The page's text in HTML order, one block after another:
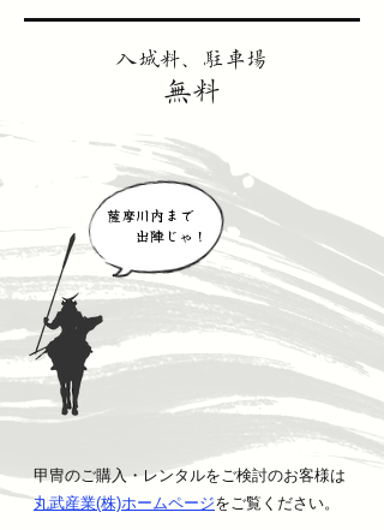
入城料、駐車場
無料​
薩摩川内まで
出陣じゃ！
甲冑のご購入・レンタルをご検討のお客様は
丸武産業(株)ホームページをご覧ください。